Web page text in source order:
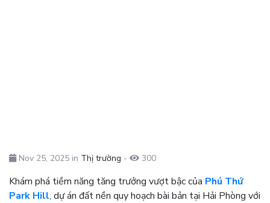
Nov 25, 2025 in Thị trường - 300
Khám phá tiềm năng tăng trưởng vượt bậc của Phú Thứ
Park Hill, dự án đất nền quy hoạch bài bản tại Hải Phòng với